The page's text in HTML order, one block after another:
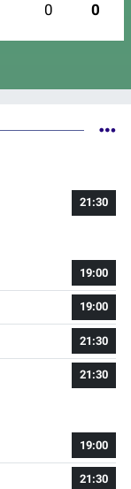
0 0
21:30
19:00
19:00
21:30
21:30
19:00
21:30